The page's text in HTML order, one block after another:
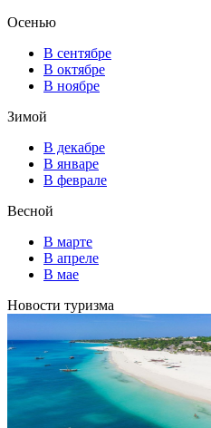
Осенью
В сентябре
В октябре
В ноябре
Зимой
В декабре
В январе
В феврале
Весной
В марте
В апреле
В мае
Новости туризма